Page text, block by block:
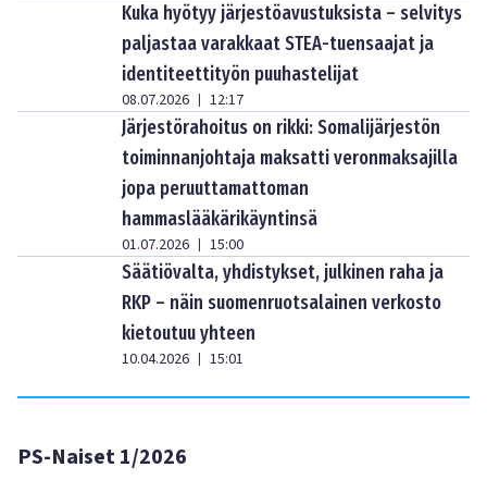
Kuka hyötyy järjestöavustuksista – selvitys
paljastaa varakkaat STEA-tuensaajat ja
identiteettityön puuhastelijat
08.07.2026 | 12:17
Järjestörahoitus on rikki: Somalijärjestön
toiminnanjohtaja maksatti veronmaksajilla
jopa peruuttamattoman
hammaslääkärikäyntinsä
01.07.2026 | 15:00
Säätiövalta, yhdistykset, julkinen raha ja
RKP – näin suomenruotsalainen verkosto
kietoutuu yhteen
10.04.2026 | 15:01
PS-Naiset 1/2026